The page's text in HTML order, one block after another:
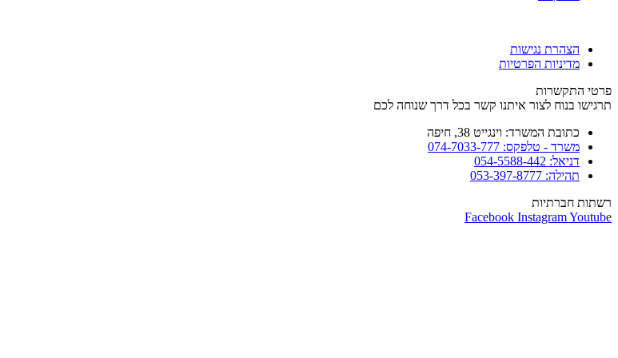
הצהרת נגישות
מדיניות הפרטיות
פרטי התקשרות
תרגישו בנוח לצור איתנו קשר בכל דרך שנוחה לכם
כתובת המשרד: וינגייט 38, חיפה
משרד - טלפקס: 074-7033-777
דניאל: 054-5588-442
תהילה: 053-397-8777
רשתות חברתיות
Facebook InstagramYoutube